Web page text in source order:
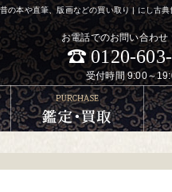
の本や直筆、版画などの買い取り | にし古典
お電話でのお問い合わせ
0120-
受付時間 9:00～